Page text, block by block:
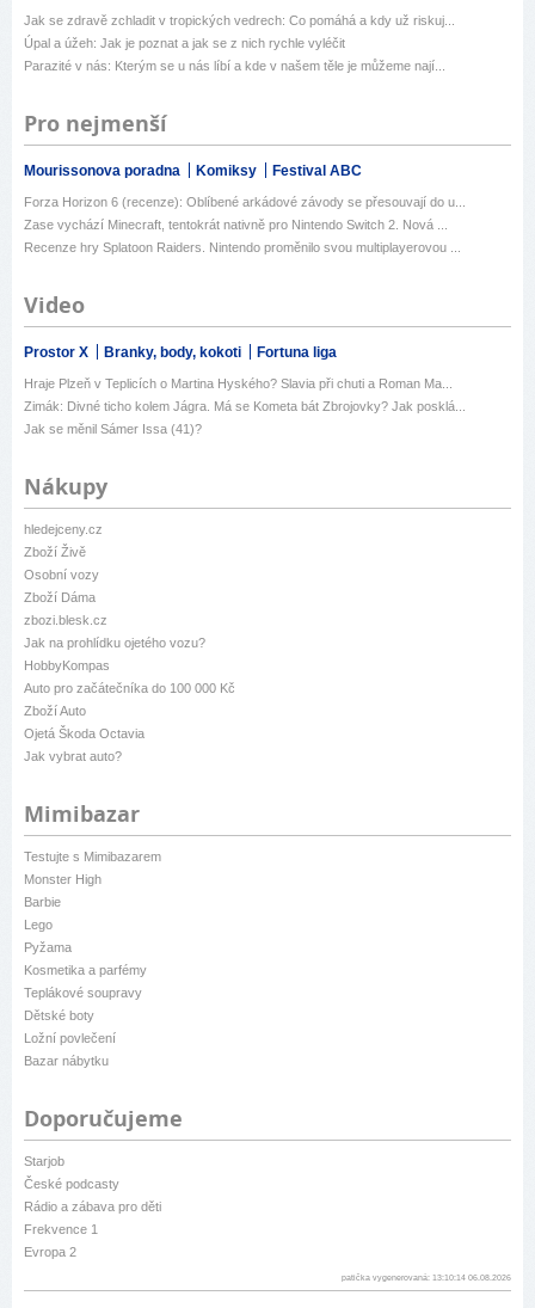
Jak se zdravě zchladit v tropických vedrech: Co pomáhá a kdy už riskuj...
Úpal a úžeh: Jak je poznat a jak se z nich rychle vyléčit
Parazité v nás: Kterým se u nás líbí a kde v našem těle je můžeme nají...
Pro nejmenší
Mourissonova poradna Komiksy Festival ABC
Forza Horizon 6 (recenze): Oblíbené arkádové závody se přesouvají do u...
Zase vychází Minecraft, tentokrát nativně pro Nintendo Switch 2. Nová ...
Recenze hry Splatoon Raiders. Nintendo proměnilo svou multiplayerovou ...
Video
Prostor X Branky, body, kokoti Fortuna liga
Hraje Plzeň v Teplicích o Martina Hyského? Slavia při chuti a Roman Ma...
Zimák: Divné ticho kolem Jágra. Má se Kometa bát Zbrojovky? Jak posklá...
Jak se měnil Sámer Issa (41)?
Nákupy
hledejceny.cz
Zboží Živě
Osobní vozy
Zboží Dáma
zbozi.blesk.cz
Jak na prohlídku ojetého vozu?
HobbyKompas
Auto pro začátečníka do 100 000 Kč
Zboží Auto
Ojetá Škoda Octavia
Jak vybrat auto?
Mimibazar
Testujte s Mimibazarem
Monster High
Barbie
Lego
Pyžama
Kosmetika a parfémy
Teplákové soupravy
Dětské boty
Ložní povlečení
Bazar nábytku
Doporučujeme
Starjob
České podcasty
Rádio a zábava pro děti
Frekvence 1
Evropa 2
patička vygenerovaná: 13:10:14 06.08.2026